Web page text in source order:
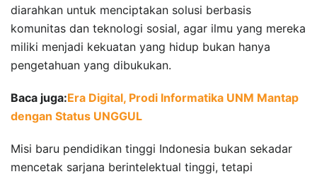
diarahkan untuk menciptakan solusi berbasis
komunitas dan teknologi sosial, agar ilmu yang mereka
miliki menjadi kekuatan yang hidup bukan hanya
pengetahuan yang dibukukan.
Baca juga:Era Digital, Prodi Informatika UNM Mantap
dengan Status UNGGUL
Misi baru pendidikan tinggi Indonesia bukan sekadar
mencetak sarjana berintelektual tinggi, tetapi